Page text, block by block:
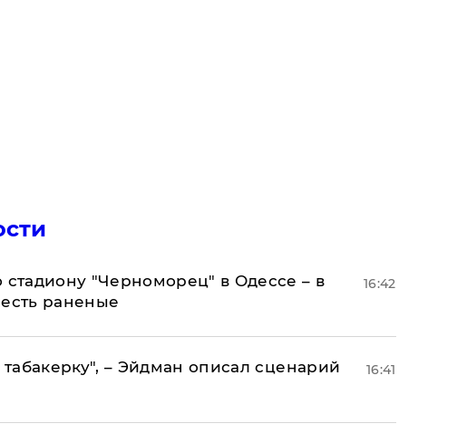
стадиону "Черноморец" в Одессе – в
раненые
16:42
табакерку", – Эйдман описал сценарий
16:41